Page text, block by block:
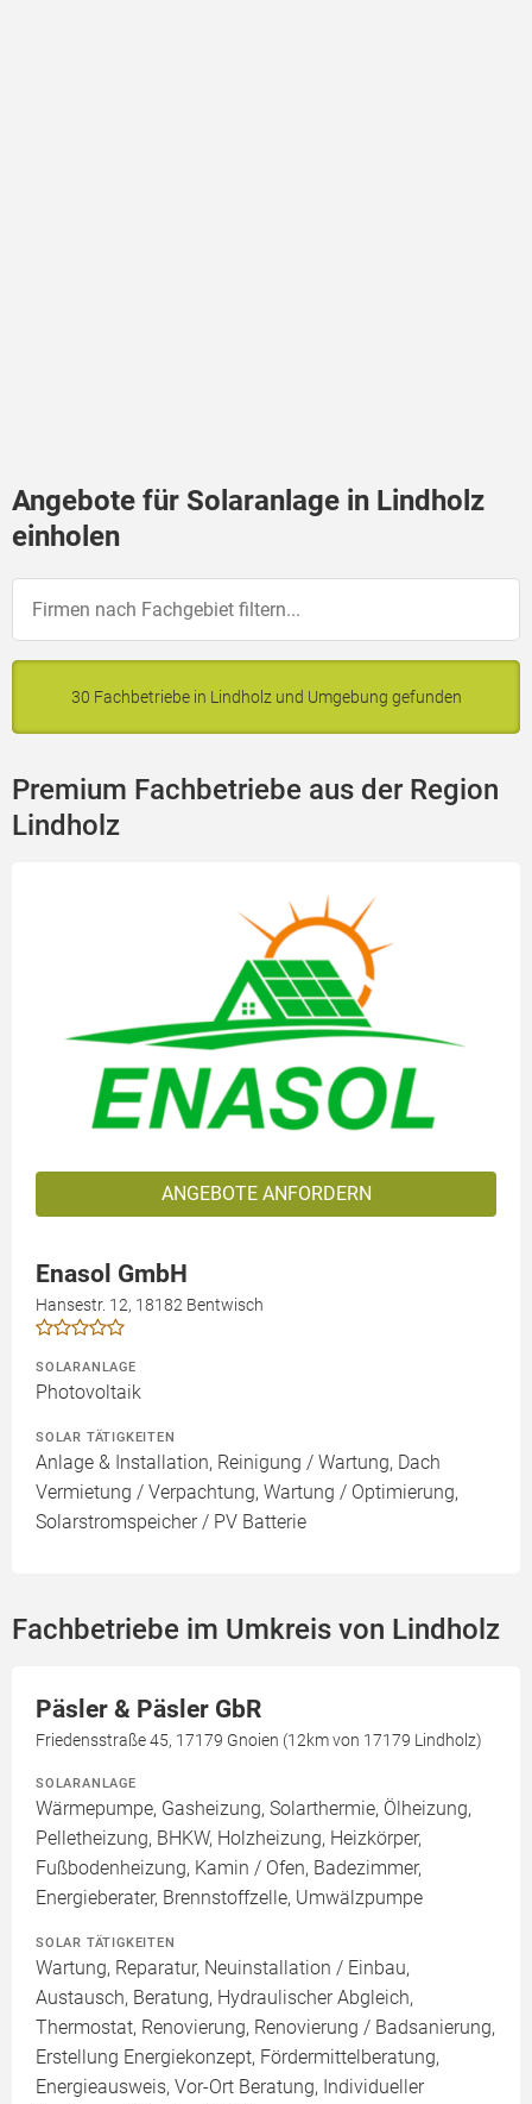
Angebote für Solaranlage in Lindholz
einholen
30 Fachbetriebe in Lindholz und Umgebung gefunden
Premium Fachbetriebe aus der Region
Lindholz
ANGEBOTE ANFORDERN
Enasol GmbH
Hansestr. 12, 18182 Bentwisch
SOLARANLAGE
Photovoltaik
SOLAR TÄTIGKEITEN
Anlage & Installation, Reinigung / Wartung, Dach
Vermietung / Verpachtung, Wartung / Optimierung,
Solarstromspeicher / PV Batterie
Fachbetriebe im Umkreis von Lindholz
Päsler & Päsler GbR
Friedensstraße 45, 17179 Gnoien (12km von 17179 Lindholz)
SOLARANLAGE
Wärmepumpe, Gasheizung, Solarthermie, Ölheizung,
Pelletheizung, BHKW, Holzheizung, Heizkörper,
Fußbodenheizung, Kamin / Ofen, Badezimmer,
Energieberater, Brennstoffzelle, Umwälzpumpe
SOLAR TÄTIGKEITEN
Wartung, Reparatur, Neuinstallation / Einbau,
Austausch, Beratung, Hydraulischer Abgleich,
Thermostat, Renovierung, Renovierung / Badsanierung,
Erstellung Energiekonzept, Fördermittelberatung,
Energieausweis, Vor-Ort Beratung, Individueller